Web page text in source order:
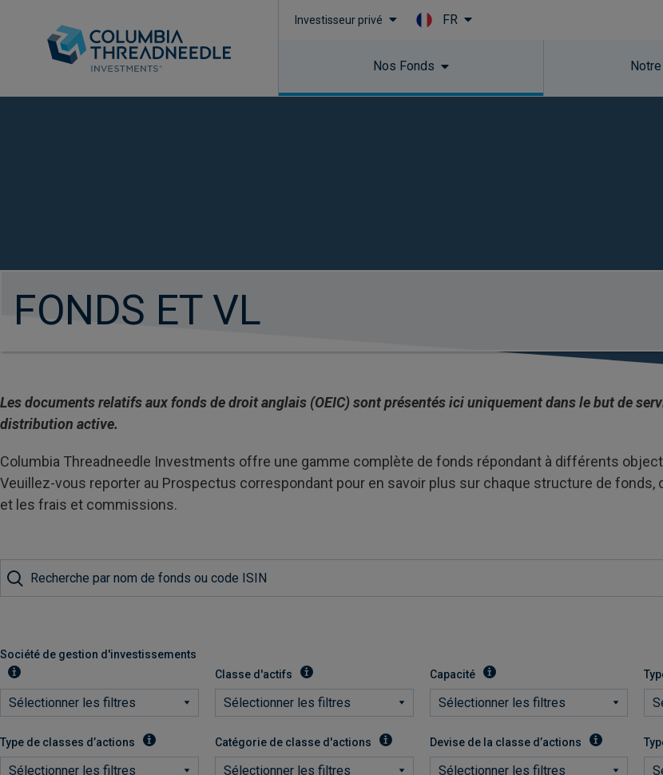
Investisseur privé FR
Nos Fonds
FONDS ET VL
Les documents relatifs aux fonds de droit anglais (OEIC) sont présentés ici uniquement dans le but de
distribution active.
Columbia Threadneedle Investments offre une gamme complète de fonds répondant à différents
Veuillez-vous reporter au Prospectus correspondant pour en savoir plus sur chaque structure de
et les frais et commissions.